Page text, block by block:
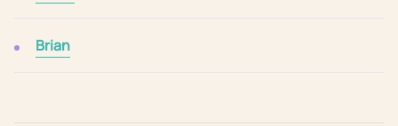
Brian